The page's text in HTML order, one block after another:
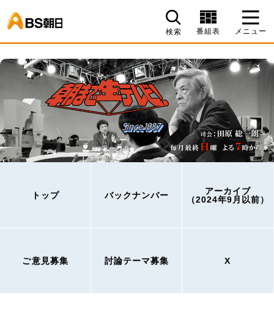
検索 番組表 メニュー
トップ バックナンバー
アーカイブ
（2024年9月以前）
ご意見募集 討論テーマ募集 X